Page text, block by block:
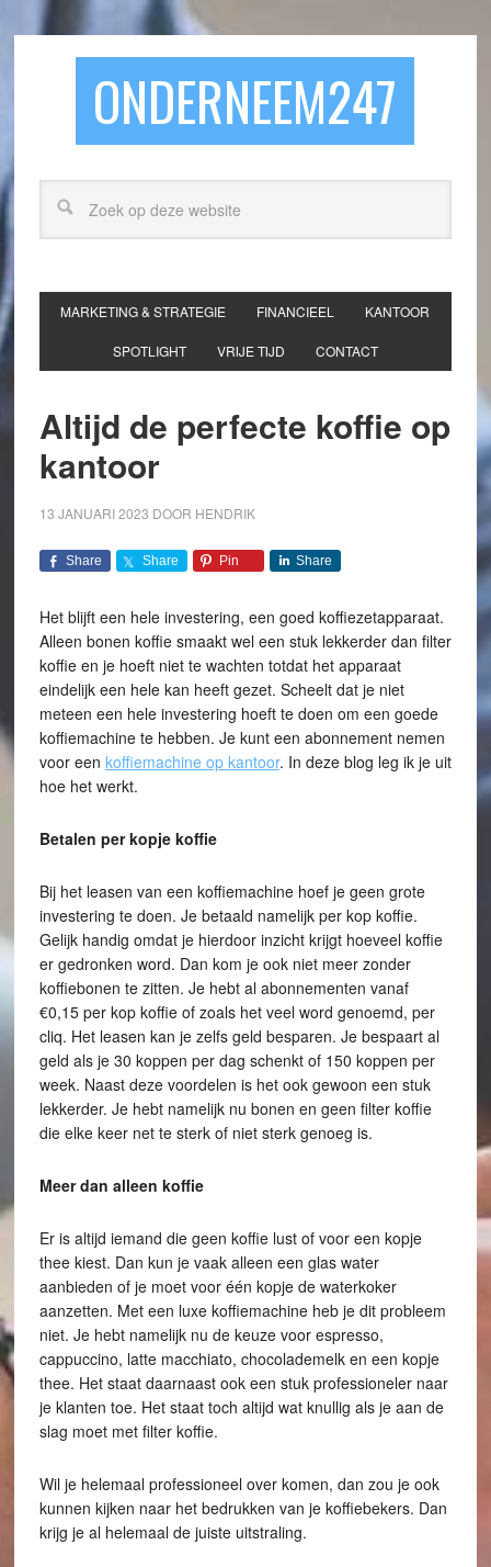
ONDERNEEM247
MARKETING & STRATEGIE FINANCIEEL KANTOOR
SPOTLIGHT VRIJE TIJD CONTACT
Altijd de perfecte koffie op
kantoor
13 JANUARI 2023 DOOR HENDRIK
Share Share Pin Share
Het blijft een hele investering, een goed koffiezetapparaat.
Alleen bonen koffie smaakt wel een stuk lekkerder dan filter
koffie en je hoeft niet te wachten totdat het apparaat
eindelijk een hele kan heeft gezet. Scheelt dat je niet
meteen een hele investering hoeft te doen om een goede
koffiemachine te hebben. Je kunt een abonnement nemen
voor een koffiemachine op kantoor. In deze blog leg ik je uit
hoe het werkt.
Betalen per kopje koffie
Bij het leasen van een koffiemachine hoef je geen grote
investering te doen. Je betaald namelijk per kop koffie.
Gelijk handig omdat je hierdoor inzicht krijgt hoeveel koffie
er gedronken word. Dan kom je ook niet meer zonder
koffiebonen te zitten. Je hebt al abonnementen vanaf
€0,15 per kop koffie of zoals het veel word genoemd, per
cliq. Het leasen kan je zelfs geld besparen. Je bespaart al
geld als je 30 koppen per dag schenkt of 150 koppen per
week. Naast deze voordelen is het ook gewoon een stuk
lekkerder. Je hebt namelijk nu bonen en geen filter koffie
die elke keer net te sterk of niet sterk genoeg is.
Meer dan alleen koffie
Er is altijd iemand die geen koffie lust of voor een kopje
thee kiest. Dan kun je vaak alleen een glas water
aanbieden of je moet voor één kopje de waterkoker
aanzetten. Met een luxe koffiemachine heb je dit probleem
niet. Je hebt namelijk nu de keuze voor espresso,
cappuccino, latte macchiato, chocolademelk en een kopje
thee. Het staat daarnaast ook een stuk professioneler naar
je klanten toe. Het staat toch altijd wat knullig als je aan de
slag moet met filter koffie.
Wil je helemaal professioneel over komen, dan zou je ook
kunnen kijken naar het bedrukken van je koffiebekers. Dan
krijg je al helemaal de juiste uitstraling.